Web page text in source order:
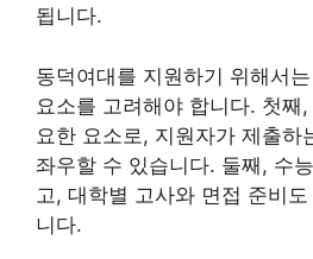
됩니다.
동덕여대를 지원하기 위해서
요소를 고려해야 합니다. 첫째,
요한 요소로, 지원자가 제출하
좌우할 수 있습니다. 둘째, 수
고, 대학별 고사와 면접 준비
니다.